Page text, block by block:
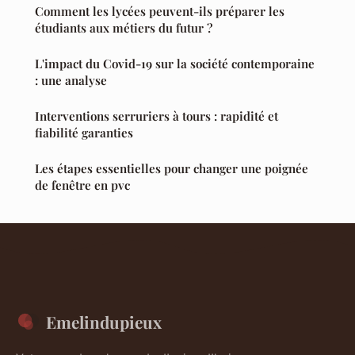
Comment les lycées peuvent-ils préparer les
étudiants aux métiers du futur ?
L'impact du Covid-19 sur la société contemporaine
: une analyse
Interventions serruriers à tours : rapidité et
fiabilité garanties
Les étapes essentielles pour changer une poignée
de fenêtre en pvc
Emelindupieux